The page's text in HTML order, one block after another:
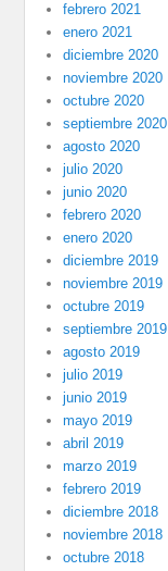
febrero 2021
enero 2021
diciembre 2020
noviembre 2020
octubre 2020
septiembre 2020
agosto 2020
julio 2020
junio 2020
febrero 2020
enero 2020
diciembre 2019
noviembre 2019
octubre 2019
septiembre 2019
agosto 2019
julio 2019
junio 2019
mayo 2019
abril 2019
marzo 2019
febrero 2019
diciembre 2018
noviembre 2018
octubre 2018